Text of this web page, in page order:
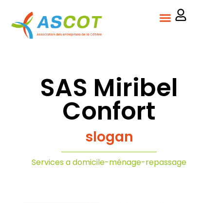
SAS Miribel
Confort
slogan
Services a domicile-ménage-repassage